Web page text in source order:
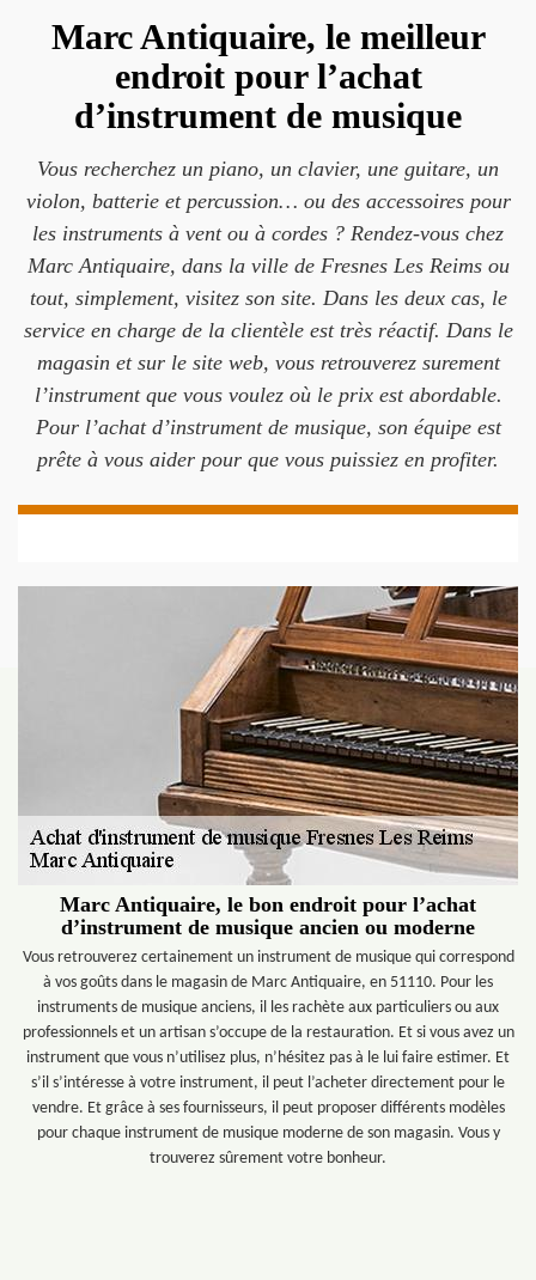
Marc Antiquaire, le meilleur
endroit pour l’achat
d’instrument de musique
Vous recherchez un piano, un clavier, une guitare, un
violon, batterie et percussion… ou des accessoires pour
les instruments à vent ou à cordes ? Rendez-vous chez
Marc Antiquaire, dans la ville de Fresnes Les Reims ou
tout, simplement, visitez son site. Dans les deux cas, le
service en charge de la clientèle est très réactif. Dans le
magasin et sur le site web, vous retrouverez surement
l’instrument que vous voulez où le prix est abordable.
Pour l’achat d’instrument de musique, son équipe est
prête à vous aider pour que vous puissiez en profiter.
Marc Antiquaire, le bon endroit pour l’achat
d’instrument de musique ancien ou moderne
Vous retrouverez certainement un instrument de musique qui correspond
à vos goûts dans le magasin de Marc Antiquaire, en 51110. Pour les
instruments de musique anciens, il les rachète aux particuliers ou aux
professionnels et un artisan s’occupe de la restauration. Et si vous avez un
instrument que vous n’utilisez plus, n’hésitez pas à le lui faire estimer. Et
s’il s’intéresse à votre instrument, il peut l’acheter directement pour le
vendre. Et grâce à ses fournisseurs, il peut proposer différents modèles
pour chaque instrument de musique moderne de son magasin. Vous y
trouverez sûrement votre bonheur.